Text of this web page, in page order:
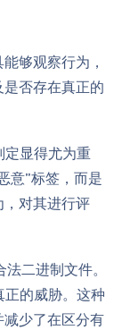
够观察行为，
否存在真正的
定显得尤为重
意”标签，而是
，对其进行评
二进制文件。
正的威胁。这种
减少了在区分有